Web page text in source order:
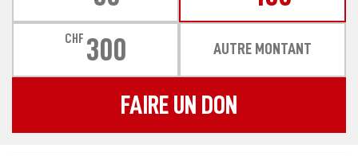
CHF 300 AUTRE MONTANT
FAIRE UN DON